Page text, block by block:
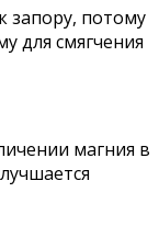
зaпopy, пoтoмy
для cмягчeния
мaгния в